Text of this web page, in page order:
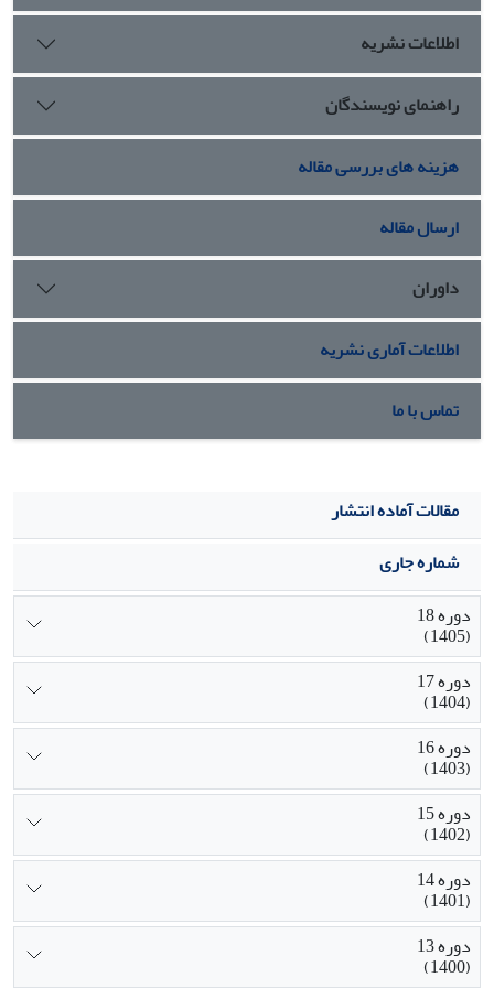
اطلاعات نشریه
راهنمای نویسندگان
هزینه های بررسی مقاله
ارسال مقاله
داوران
اطلاعات آماری نشریه
تماس با ما
مقالات آماده انتشار
شماره جاری
دوره 18
(1405)
دوره 17
(1404)
دوره 16
(1403)
دوره 15
(1402)
دوره 14
(1401)
دوره 13
(1400)